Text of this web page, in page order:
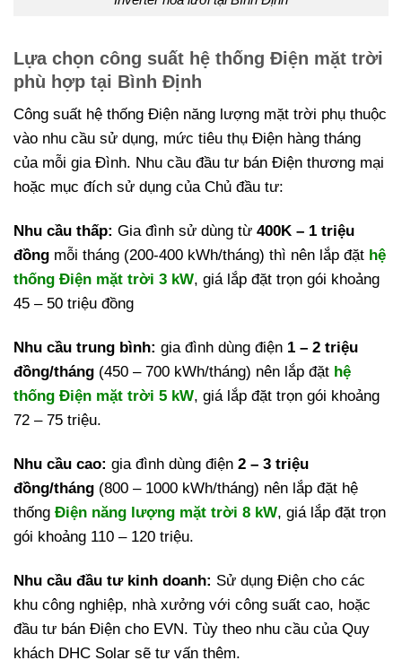
Lựa chọn công suất hệ thống Điện mặt trời
phù hợp tại Bình Định
Công suất hệ thống Điện năng lượng mặt trời phụ thuộc
vào nhu cầu sử dụng, mức tiêu thụ Điện hàng tháng
của mỗi gia Đình. Nhu cầu đầu tư bán Điện thương mại
hoặc mục đích sử dụng của Chủ đầu tư:
Nhu cầu thấp: Gia đình sử dùng từ 400K – 1 triệu
đồng mỗi tháng (200-400 kWh/tháng) thì nên lắp đặt hệ
thống Điện mặt trời 3 kW, giá lắp đặt trọn gói khoảng
45 – 50 triệu đồng
Nhu cầu trung bình: gia đình dùng điện 1 – 2 triệu
đồng/tháng (450 – 700 kWh/tháng) nên lắp đặt hệ
thống Điện mặt trời 5 kW, giá lắp đặt trọn gói khoảng
72 – 75 triệu.
Nhu cầu cao: gia đình dùng điện 2 – 3 triệu
đồng/tháng (800 – 1000 kWh/tháng) nên lắp đặt hệ
thống Điện năng lượng mặt trời 8 kW, giá lắp đặt trọn
gói khoảng 110 – 120 triệu.
Nhu cầu đầu tư kinh doanh: Sử dụng Điện cho các
khu công nghiệp, nhà xưởng với công suất cao, hoặc
đầu tư bán Điện cho EVN. Tùy theo nhu cầu của Quy
khách DHC Solar sẽ tư vấn thêm.